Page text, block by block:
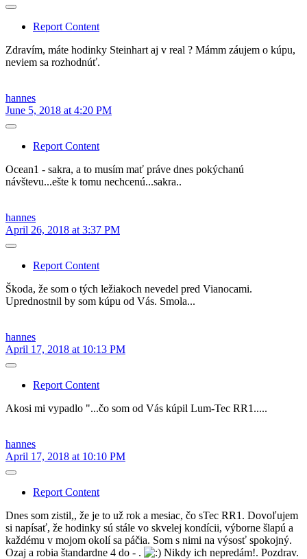
Report Content
Zdravím, máte hodinky Steinhart aj v real ? Mámm záujem o kúpu,
neviem sa rozhodnúť.
hannes
June 5, 2018 at 4:20 PM
Report Content
Ocean1 - sakra, a to musím mať práve dnes pokýchanú
návštevu...ešte k tomu nechcenú...sakra..
hannes
April 26, 2018 at 3:37 PM
Report Content
Škoda, že som o tých ležiakoch nevedel pred Vianocami.
Uprednostnil by som kúpu od Vás. Smola...
hannes
April 17, 2018 at 10:13 PM
Report Content
Akosi mi vypadlo "...čo som od Vás kúpil Lum-Tec RR1.....
hannes
April 17, 2018 at 10:10 PM
Report Content
Dnes som zistil,, že je to už rok a mesiac, čo sTec RR1. Dovoľujem
si napísať, že hodinky sú stále vo skvelej kondícii, výborne šlapú a
každému v mojom okolí sa páčia. Som s nimi na výsosť spokojný.
Ozaj a robia štandardne 4 do - .
Nikdy ich nepredám!. Pozdrav.